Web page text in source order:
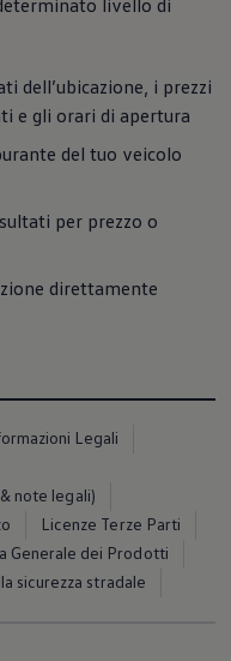
Veicolo
Safe +
mano
disabilità
sulle batterie
di ricarica
livello di
dell’ubicazione, i prezzi
e gli orari di apertura
del tuo veicolo
per prezzo o
direttamente
Legali
note legali)
Licenze Terze Parti
Generale dei Prodotti
sicurezza stradale